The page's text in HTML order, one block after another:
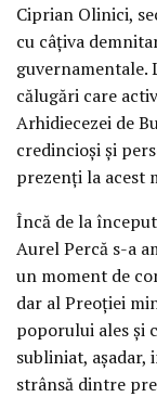
Ciprian Olinici,
cu câțiva
guvernamentale.
călugări care
Arhidiecezei de
credincioși și
prezenți la acest
Încă de la
Aurel Percă s-a
un moment de
dar al Preoției
poporului ales și
subliniat,
strânsă dintre